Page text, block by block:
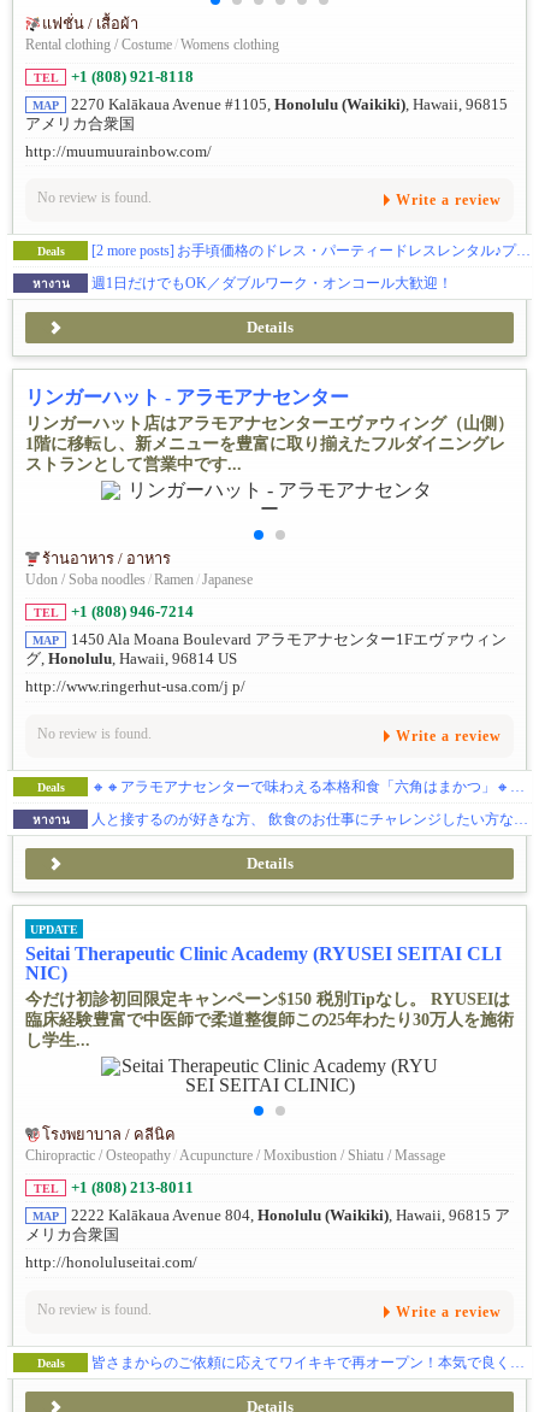
แฟชั่น / เสื้อผ้า
Rental clothing / Costume/Womens clothing
TEL +1 (808) 921-8118
MAP 2270 Kalākaua Avenue #1105, Honolulu (Waikiki) , Hawaii, 96815
アメリカ合衆国
http://muumuurainbow.com/
No review is found. Write a review
Deals [2 more posts] お手頃価格のドレス・パーティードレスレンタル♪プロム用ドレスなどにもご利用いただけます!
หางาน 週1日だけでもOK／ダブルワーク・オンコール大歓迎！
Details
リンガーハット - アラモアナセンター
リンガーハット店はアラモアナセンターエヴァウィング（山側）
1階に移転し、新メニューを豊富に取り揃えたフルダイニングレ
ストランとして営業中です...
ร้านอาหาร / อาหาร
Udon / Soba noodles /Ramen/Japanese
TEL +1 (808) 946-7214
MAP
1450 Ala Moana Boulevard アラモアナセンター1Fエヴァウィン
グ, Honolulu, Hawaii, 96814 US
http://www.ringerhut-usa.com/j p/
No review is found. Write a review
Deals 🔸🔸アラモアナセンターで味わえる本格和食「六角はまかつ」🔸🔸🌷8月限定ランチメニューのご案内（8/1～8/31まで！）🌷
หางาน 人と接するのが好きな方、 飲食のお仕事にチャレンジしたい方など、ご応募お待ちしています！
Details
UPDATE
Seitai Therapeutic Clinic Academy (RYUSEI SEITAI CLI
NIC)
今だけ初診初回限定キャンペーン$150 税別Tipなし。 RYUSEIは
臨床経験豊富で中医師で柔道整復師この25年わたり30万人を施術
し学生...
โรงพยาบาล / คลีนิค
Chiropractic / Osteopathy/Acupuncture / Moxibustion / Shiatu / Massage
TEL +1 (808) 213-8011
MAP 2222 Kalākaua Avenue 804, Honolulu (Waikiki), Hawaii, 96815 ア
メリカ合衆国
http://honoluluseitai.com/
No review is found. Write a review
Deals 皆さまからのご依頼に応えてワイキキで再オープン！本気で良くなりたいと思う方はご依頼ください！｜RYUSEI式整体・骨格矯正法
Details